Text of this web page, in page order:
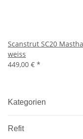
Scanstrut SC20
weiss
449,00 € *
Kategorien
Refit